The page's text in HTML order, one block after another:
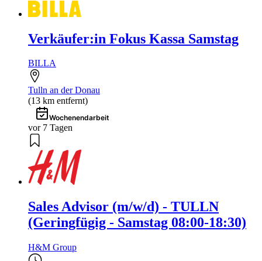
Verkäufer:in Fokus Kassa Samstag
BILLA
Tulln an der Donau
(13 km entfernt)
Wochenendarbeit
vor 7 Tagen
Sales Advisor (m/w/d) - TULLN
(Geringfügig - Samstag 08:00-18:30)
H&M Group